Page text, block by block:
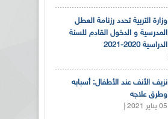
وزارة التربية تحدد رزنامة العطل
المدرسية و الدخول القادم للسنة
الدراسية 2020-2021
نزيف الأنف عند الأطفال: أسبابه
وطرق علاجه
05 يناير 2021 |